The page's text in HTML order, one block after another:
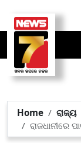
Home
ରାଜ୍ୟ
ରାଜଧାନୀରେ